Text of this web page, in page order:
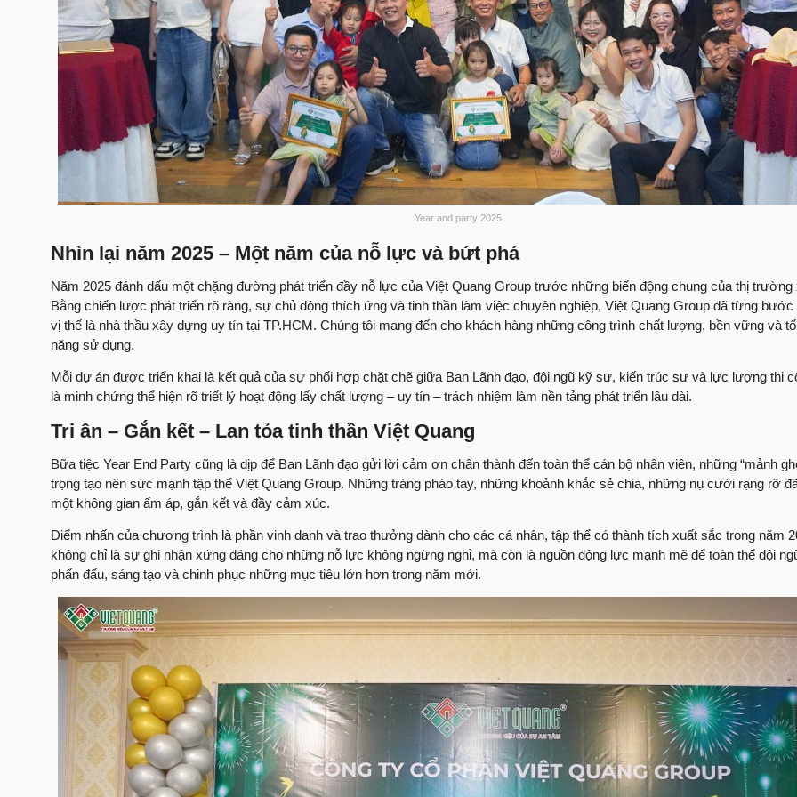
“Nhanh – Đúng
Việt Quang Group
Trọn niềm tin, trao
Quang Group
Sửa chữa nhà phố
Group như thế nào?
Anh Mông ngụ
ngũ Việt Quang
Cảm nghĩ của anh
Chủ công ty nước
sau sửa chữa trọn
Ngôi nhà “lột xác
Quang Group?
Nhận nhà mới
Group như thế
Nhận xét trực tiếp
60 ngày lột xác
Anh An có cảm
Sửa nhà cùng Việt
Lắng nghe ý kiến
Những ý kiến của
Bàn giao nhà phố
Group
Bàn giao nhà | Chị
Group
Review nhà |
Year and party 2025
Nhìn lại năm 2025 – Một năm của nỗ lực và bứt phá
Năm 2025 đánh dấu một chặng đường phát triển đầy nỗ lực của Việt Quang Group trước những biến động chung của thị trường
Bằng chiến lược phát triển rõ ràng, sự chủ động thích ứng và tinh thần làm việc chuyên nghiệp, Việt Quang Group đã từng bước
vị thế là nhà thầu xây dựng uy tín tại TP.HCM. Chúng tôi mang đến cho khách hàng những công trình chất lượng, bền vững và
năng sử dụng.
Mỗi dự án được triển khai là kết quả của sự phối hợp chặt chẽ giữa Ban Lãnh đạo, đội ngũ kỹ sư, kiến trúc sư và lực lượng thi
là minh chứng thể hiện rõ triết lý hoạt động lấy chất lượng – uy tín – trách nhiệm làm nền tảng phát triển lâu dài.
Tri ân – Gắn kết – Lan tỏa tinh thần Việt Quang
Bữa tiệc Year End Party cũng là dịp để Ban Lãnh đạo gửi lời cảm ơn chân thành đến toàn thể cán bộ nhân viên, những “mảnh
trọng tạo nên sức mạnh tập thể Việt Quang Group. Những tràng pháo tay, những khoảnh khắc sẻ chia, những nụ cười rạng rỡ
một không gian ấm áp, gắn kết và đầy cảm xúc.
Điểm nhấn của chương trình là phần vinh danh và trao thưởng dành cho các cá nhân, tập thể có thành tích xuất sắc trong năm
không chỉ là sự ghi nhận xứng đáng cho những nỗ lực không ngừng nghỉ, mà còn là nguồn động lực mạnh mẽ để toàn thể đội
phấn đấu, sáng tạo và chinh phục những mục tiêu lớn hơn trong năm mới.